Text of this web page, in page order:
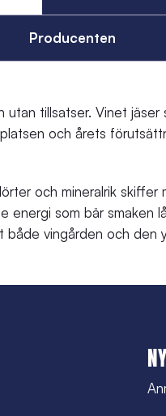
Producenten
tillsatser. Vinet
och årets
och mineralrik skiffer
energi som bär smaken
vingården och den